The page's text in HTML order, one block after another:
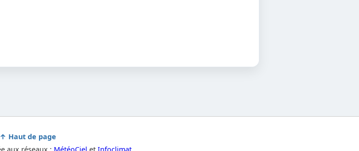
↑ Haut de page
aux réseaux : MétéoCiel et Infoclimat